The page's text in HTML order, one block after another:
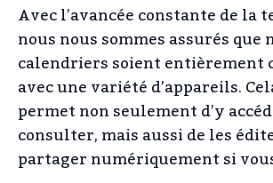
Avec l’avancée constante de la
nous nous sommes assurés que
calendriers soient entièrement
avec une variété d’appareils.
permet non seulement d’y
consulter, mais aussi de les
partager numériquement si